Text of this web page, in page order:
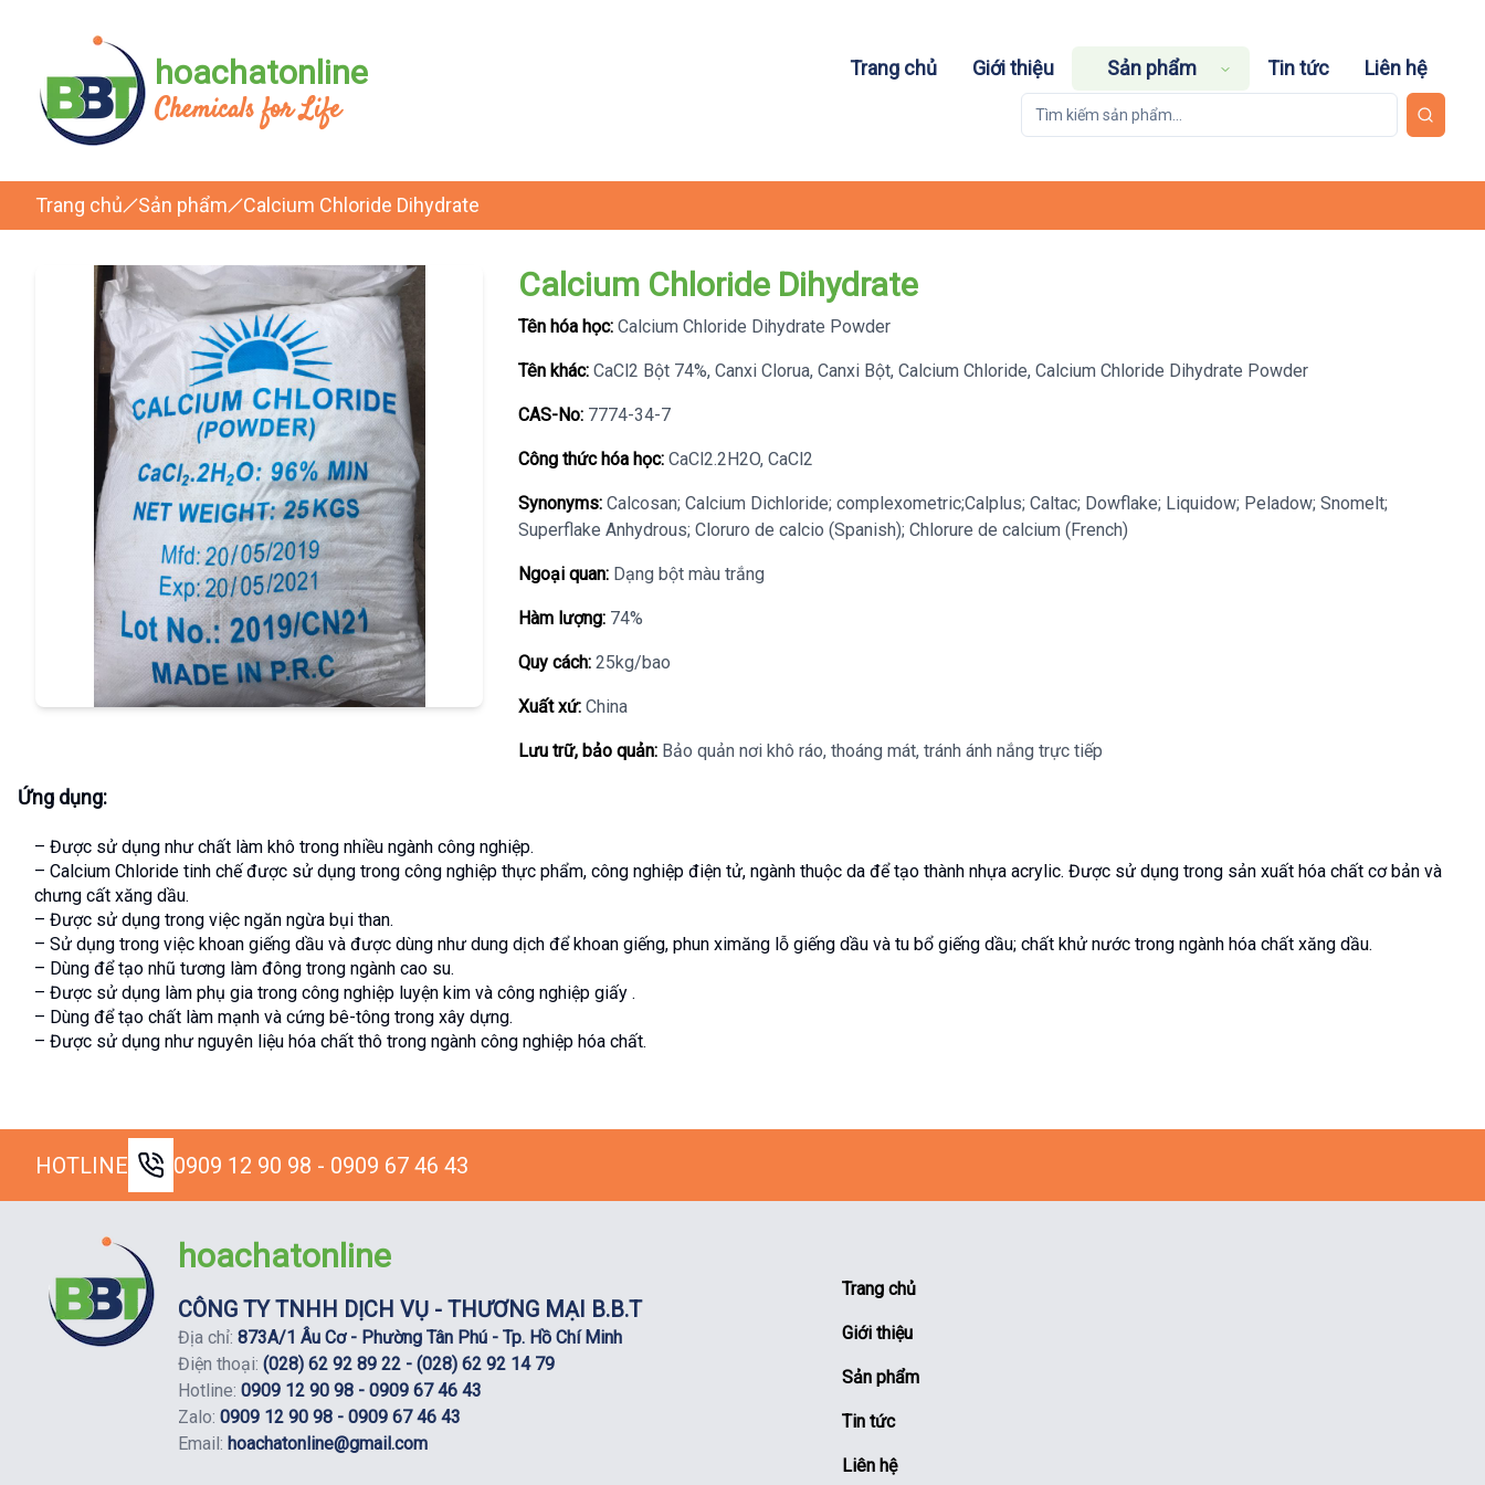
hoachatonline
Chemicals for Life
Trang chủ Giới thiệu Sản phẩm Tin tức Liên hệ
Trang chủ Sản phẩm Calcium Chloride Dihydrate
Calcium Chloride Dihydrate
Tên hóa học: Calcium Chloride Dihydrate Powder
Tên khác: CaCl2 Bột 74%, Canxi Clorua, Canxi Bột, Calcium Chloride, Calcium Chloride Dihydrate Powder
CAS-No: 7774-34-7
Công thức hóa học: CaCl2.2H2O, CaCl2
Synonyms: Calcosan; Calcium Dichloride; complexometric;Calplus; Caltac; Dowflake; Liquidow; Peladow; Snomelt;
Superflake Anhydrous; Cloruro de calcio (Spanish); Chlorure de calcium (French)
Ngoại quan: Dạng bột màu trắng
Hàm lượng: 74%
Quy cách: 25kg/bao
Xuất xứ: China
Lưu trữ, bảo quản: Bảo quản nơi khô ráo, thoáng mát, tránh ánh nắng trực tiếp
Ứng dụng:
– Được sử dụng như chất làm khô trong nhiều ngành công nghiệp.
– Calcium Chloride tinh chế được sử dụng trong công nghiệp thực phẩm, công nghiệp điện tử, ngành thuộc da để tạo thành nhựa acrylic. Được sử dụng trong sản xuất hóa chất cơ bản và
chưng cất xăng dầu.
– Được sử dụng trong việc ngăn ngừa bụi than.
– Sử dụng trong việc khoan giếng dầu và được dùng như dung dịch để khoan giếng, phun ximăng lỗ giếng dầu và tu bổ giếng dầu; chất khử nước trong ngành hóa chất xăng dầu.
– Dùng để tạo nhũ tương làm đông trong ngành cao su.
– Được sử dụng làm phụ gia trong công nghiệp luyện kim và công nghiệp giấy .
– Dùng để tạo chất làm mạnh và cứng bê-tông trong xây dựng.
– Được sử dụng như nguyên liệu hóa chất thô trong ngành công nghiệp hóa chất.
HOTLINE 0909 12 90 98 - 0909 67 46 43
hoachatonline
CÔNG TY TNHH DỊCH VỤ - THƯƠNG MẠI B.B.T
Địa chỉ: 873A/1 Âu Cơ - Phường Tân Phú - Tp. Hồ Chí Minh
Điện thoại: (028) 62 92 89 22 - (028) 62 92 14 79
Hotline: 0909 12 90 98 - 0909 67 46 43
Zalo: 0909 12 90 98 - 0909 67 46 43
Email: hoachatonline@gmail.com
Trang chủ
Giới thiệu
Sản phẩm
Tin tức
Liên hệ